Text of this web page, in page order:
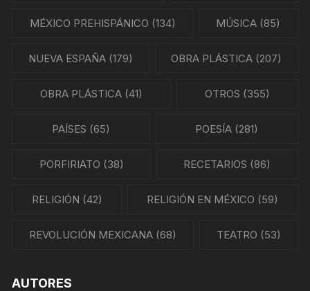
MÉXICO PREHISPÁNICO (134) MÚSICA (85)
NUEVA ESPAÑA(179) OBRA PLÁSTICA (207)
OBRA PLÁSTICA (41) OTROS (355)
PAÍSES (65) POESÍA (281)
PORFIRIATO (38) RECETARIOS (86)
RELIGIÓN (42) RELIGIÓN EN MÉXICO (59)
REVOLUCIÓN MEXICANA (68) TEATRO (53)
AUTORES